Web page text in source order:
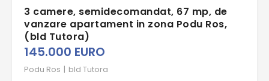
3 camere, semidecomandat, 67 mp, de
vanzare apartament in zona Podu Ros,
(bld Tutora)
145.000 EURO
Podu Ros | bld Tutora